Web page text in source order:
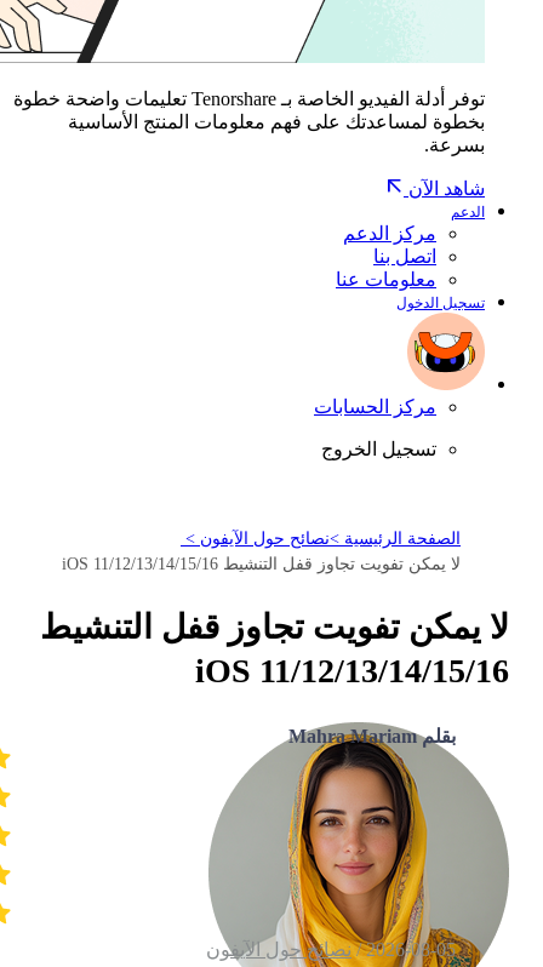
توفر أدلة الفيديو الخاصة بـ Tenorshare تعليمات واضحة خطوة
بخطوة لمساعدتك على فهم معلومات المنتج الأساسية
بسرعة.
شاهد الآن
الدعم
مركز الدعم
اتصل بنا
معلومات عنا
تسجيل الدخول
مركز الحسابات
تسجيل الخروج
الصفحة الرئيسية >نصائح حول الآيفون >
لا يمكن تفويت تجاوز قفل التنشيط iOS 11/12/13/14/15/16
لا يمكن تفويت تجاوز قفل التنشيط
iOS 11/12/13/14/15/16
بقلم Mahra Mariam
2026-08-05 / نصائح حول الآيفون